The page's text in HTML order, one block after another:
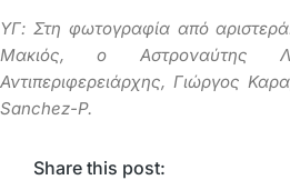
ΥΓ: Στη φωτογραφία από
Μακιός, ο Αστροναύτης
Αντιπεριφερειάρχης, Γιώργος
Sanchez-P.
Share this post: